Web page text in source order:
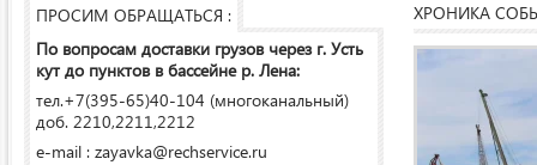
ПРОСИМ ОБРАЩАТЬСЯ :
По вопросам доставки грузов через г. Усть
кут до пунктов в бассейне р. Лена:
тел.+7(395-65)40-104 (многоканальный)
доб. 2210,2211,2212
e-mail : zayavka@rechservice.ru
ХРОНИКА